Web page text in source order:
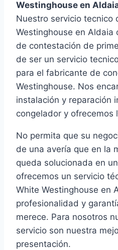
Westinghouse en
Nuestro servicio tecnico
Westinghouse en Aldaia
de contestación de
de ser un servicio
para el fabricante de
Westinghouse. Nos
instalación y reparación
congelador y ofrecemos
No permita que su
de una avería que en la
queda solucionada en
ofrecemos un servicio
White Westinghouse en
profesionalidad y
merece. Para nosotros
servicio son nuestra
presentación.